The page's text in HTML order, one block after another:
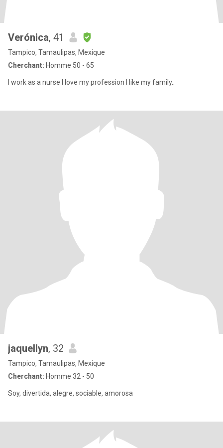
Verónica, 41
Tampico, Tamaulipas, Mexique
Cherchant: Homme 50 - 65
I work as a nurse I love my profession I like my family..
jaquellyn, 32
Tampico, Tamaulipas, Mexique
Cherchant: Homme 32 - 50
Soy, divertida, alegre, sociable, amorosa